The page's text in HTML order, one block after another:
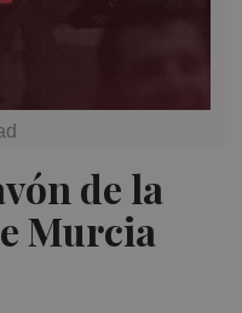
de la
Murcia